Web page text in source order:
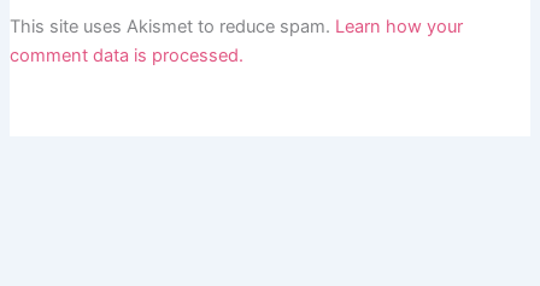
This site uses Akismet to reduce spam. Learn how your
comment data is processed.